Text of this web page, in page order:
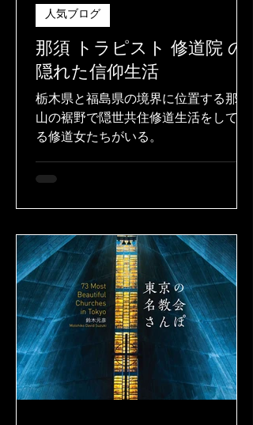
那須 トラピスト 修道院 の
隠れた信仰生活
栃木県と福島県の境界に位置する那須
山の裾野で隠世共住修道生活をしてい
る修道女たちがいる。
人気ブログ